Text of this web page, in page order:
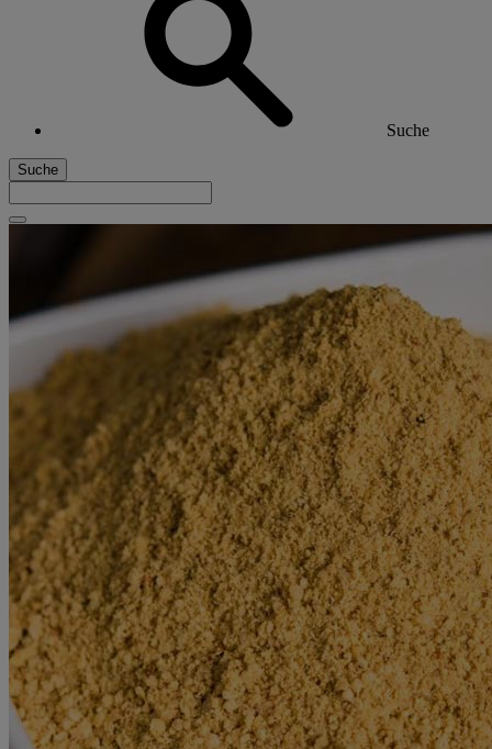
Suche
Suche